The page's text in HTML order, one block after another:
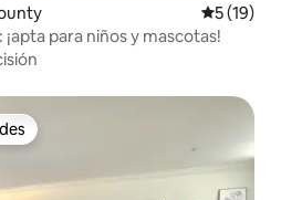
5 (19)
para niños y mascotas!
entre huéspedes